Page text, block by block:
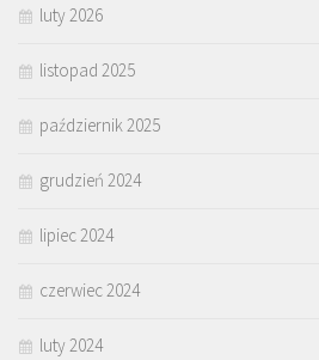
luty 2026
listopad 2025
październik 2025
grudzień 2024
lipiec 2024
czerwiec 2024
luty 2024